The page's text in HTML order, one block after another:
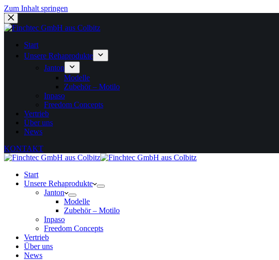
Zum Inhalt springen
Start
Unsere Rehaprodukte
Janton
Modelle
Zubehör – Motilo
Inpaso
Freedom Concepts
Vertrieb
Über uns
News
KONTAKT
Start
Unsere Rehaprodukte
Janton
Modelle
Zubehör – Motilo
Inpaso
Freedom Concepts
Vertrieb
Über uns
News